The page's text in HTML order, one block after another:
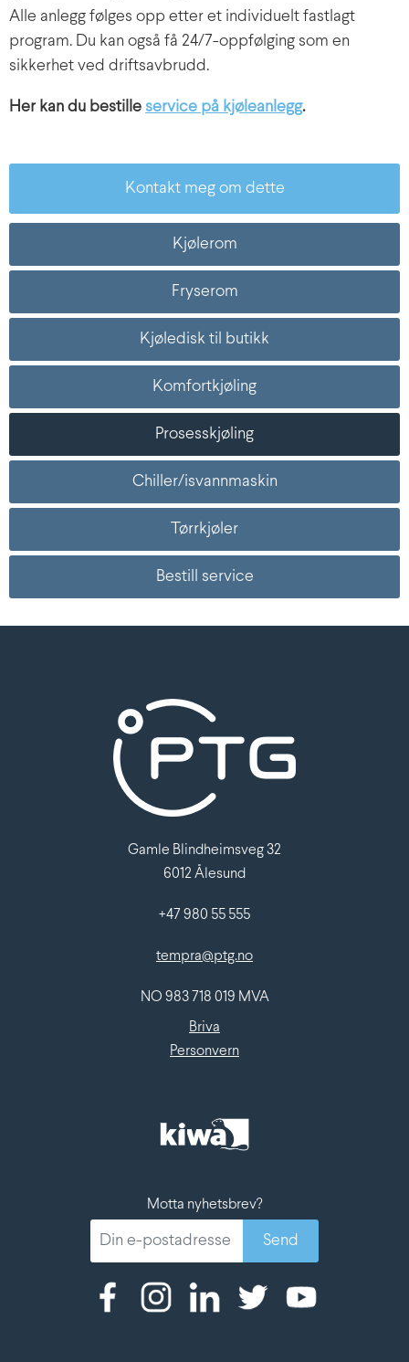
Alle anlegg følges opp etter et individuelt fastlagt
program. Du kan også få 24/7-oppfølging som en
sikkerhet ved driftsavbrudd.
Her kan du bestille service på kjøleanlegg.
Kjølerom
Fryserom
Kjøledisk til butikk
Komfortkjøling
Prosesskjøling
Chiller/isvannmaskin
Tørrkjøler
Bestill service
Gamle Blindheimsveg 32
6012 Ålesund
+47 980 55 555
tempra@ptg.no
NO 983 718 019 MVA
Briva
Personvern
Motta nyhetsbrev?